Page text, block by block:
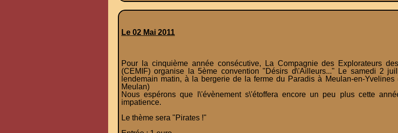
Le 02 Mai 2011
Pour la cinquième année consécutive, La Compagnie des Explorateurs
(CEMIF) organise la 5ème convention "Désirs d\'Ailleurs..." Le samedi 2
lendemain matin, à la bergerie de la ferme du Paradis à Meulan-en-
Meulan)
Nous espérons que l\'évènement s\'étoffera encore un peu plus cette
impatience.
Le thème sera "Pirates !"